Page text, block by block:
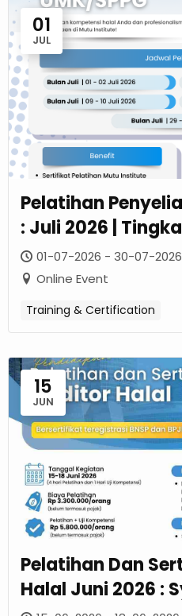
01
JUL
Pelatihan
: Juli 2026 |
Halal Dan
Anda
01-07-2026 - 30-07-2026
Online Event
Training & Certification
15
JUN
Pelatihan Dan
Halal Juni 2026 :